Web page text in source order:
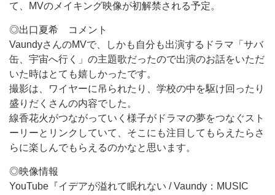
て、MVのメイキング映像が初解禁される予定。
◎出口夏希 コメント
VaundyさんのMVで、しかも自分も出演するドラマ「サバ
缶、宇宙へ行く」の主題歌だったので出演のお話をいただ
いた時はとても嬉しかったです。
撮影は、ワイヤーに吊られたり、学校の中を駆け回ったり
盛りだくさんの内容でした。
線香花火がつながっていく様子がドラマの夢をつなぐスト
ーリーとリンクしていて、そこにも注目してもらえたらさ
らに楽しんでもらえるのかなと思います。
◎映像情報
YouTube『イデアが溢れて眠れない / Vaundy：MUSIC